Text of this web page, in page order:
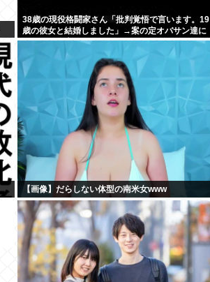
38歳の現役格闘家さん「批判覚悟で言います。19
歳の彼女と結婚しました」→案の定オバサン達に
見つかり炎上
【画像】だらしない体型の南米女www